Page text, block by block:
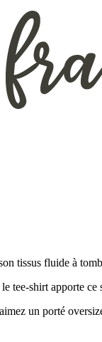
tissus fluide à
tee-shirt apporte ce
un porté